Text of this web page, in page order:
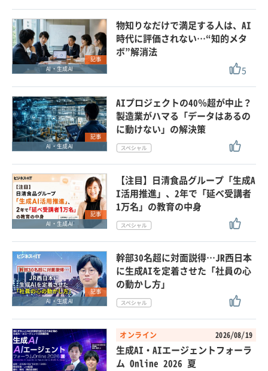
記事
AI・生成AI
物知りなだけで満足する人は、AI
時代に評価されない…“知的メタ
ボ”解消法
5
記事
AI・生成AI
AIプロジェクトの40％超が中止？
製造業がハマる「データはあるの
に動けない」の解決策
記事
AI・生成AI
【注目】日清食品グループ「生成A
I活用推進」、2年で「延べ受講者
1万名」の教育の中身
記事
AI・生成AI
幹部30名超に対面説得…JR西日本
に生成AIを定着させた「社員の心
の動かし方」
オンライン 2026/08/19
生成AI・AIエージェントフォーラ
ム Online 2026 夏